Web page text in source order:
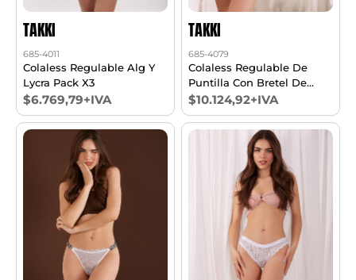
TAKKI
685-4011
Colaless Regulable Alg Y
Lycra Pack X3
$6.769,79+IVA
TAKKI
685-4079
Colaless Regulable De
Puntilla Con Bretel De
Baca 20 Mm Pack X3 Talle
1/6
$10.124,92+IVA